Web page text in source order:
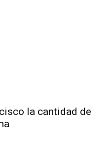
la cantidad de